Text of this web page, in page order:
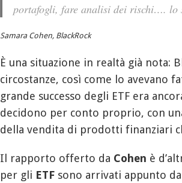
portafogli, fare analisi dei rischi…. lo
Samara Cohen, BlackRock
È una situazione in realtà già nota:
circostanze, così come lo avevano
grande successo degli ETF era
decidono per conto proprio, con
della vendita di prodotti finanziari
Il rapporto offerto da Cohen è
per gli ETFsono arrivati appunto